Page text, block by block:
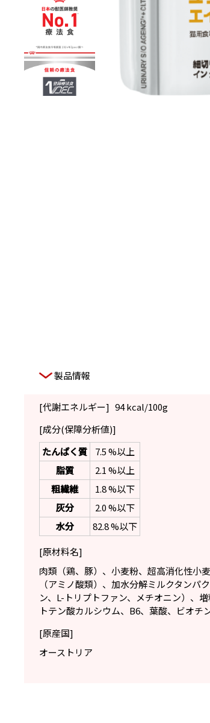
製品情報
[代謝エネルギー] 94 kcal/100g
[成分(保障分析値)]
たんぱく質
7.5 %以上
脂質
2.1 %以上
粗繊維
1.8 %以下
灰分
2.0 %以下
水分
82.8 %以下
[原材料名]
肉類（鶏、豚）、小麦粉、超高消化性小
（アミノ酸類）、加水分解ミルクタン
ン、L-トリプトファン、メチオニン）、
トテン酸カルシウム、B6、葉酸、ビオチ
[原産国]
オーストリア